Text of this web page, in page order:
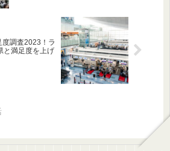
度調査2023！ラ
と満足度を上げ